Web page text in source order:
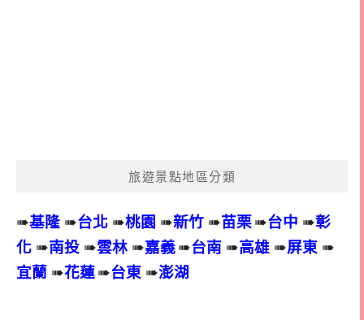
旅遊景點地區分類
➠基隆 ➠台北 ➠桃園 ➠新竹 ➠苗栗➠台中 ➠彰
化 ➠南投 ➠雲林 ➠嘉義➠台南 ➠高雄 ➠屏東 ➠
宜蘭 ➠花蓮➠台東 ➠澎湖